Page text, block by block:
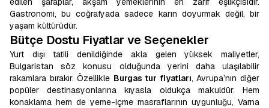
Gastronomi, bu coğrafyada sadece karın doyurmak değil, bir
yaşam kültürüdür.
Bütçe Dostu Fiyatlar ve Seçenekler
Yurt dışı tatili denildiğinde akla gelen yüksek maliyetler,
Bulgaristan söz konusu olduğunda yerini daha ulaşılabilir
rakamlara bırakır. Özellikle Burgas tur fiyatları, Avrupa’nın diğer
popüler destinasyonlarına kıyasla oldukça makuldür. Hem
konaklama hem de yeme-içme masraflarının uygunluğu, Varna